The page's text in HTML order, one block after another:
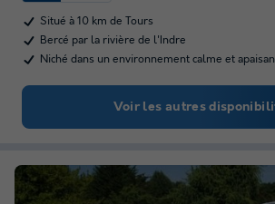
Situé à 10 km de Tours
Bercé par la rivière de l'Indre
Niché dans un environnement calme et
Voir les autres